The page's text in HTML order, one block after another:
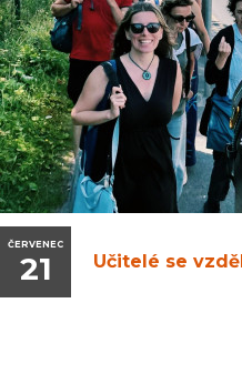
ČERVENEC
21 Učitelé se